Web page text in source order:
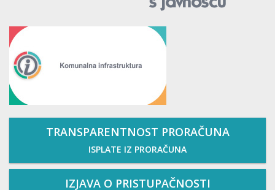
TRANSPARENTNOST PRORAČUNA
ISPLATE IZ PRORAČUNA
IZJAVA O PRISTUPAČNOSTI